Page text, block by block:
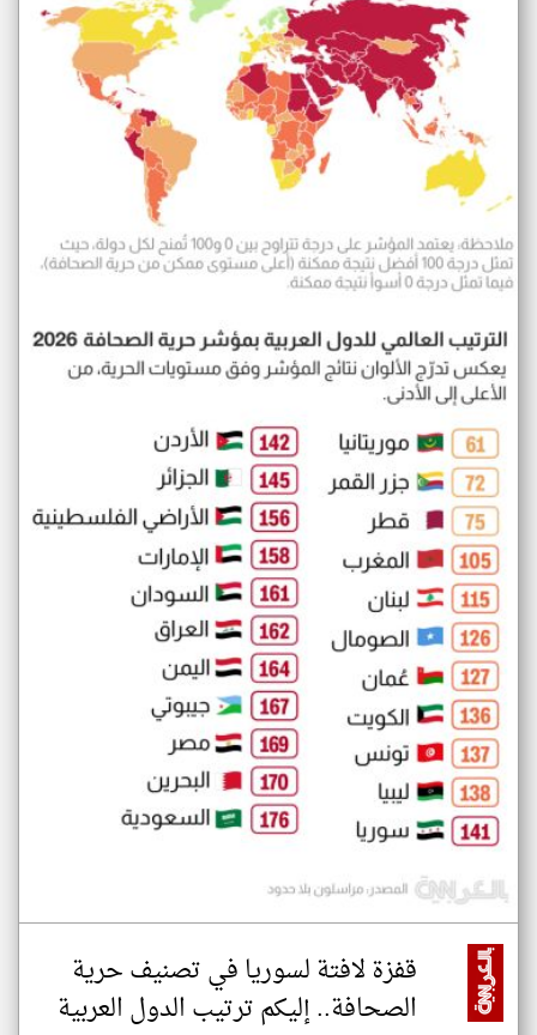
قفزة لافتة لسوريا في تصنيف حرية
الصحافة.. إليكم ترتيب الدول العربية